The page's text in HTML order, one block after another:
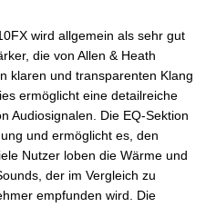
wird allgemein als sehr gut
die von Allen & Heath
klaren und transparenten Klang
ermöglicht eine detailreiche
Audiosignalen. Die EQ-Sektion
und ermöglicht es, den
Nutzer loben die Wärme und
der im Vergleich zu
empfunden wird. Die